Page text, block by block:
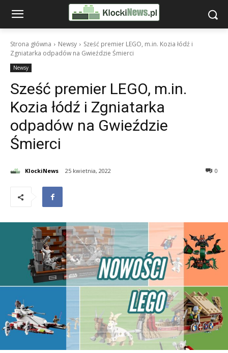
Strona główna Newsy
Sześć premier LEGO, m.in. Kozia łódź i
Zgniatarka odpadów na Gwieździe Śmierci
Newsy
Sześć premier LEGO, m.in.
Kozia łódź i Zgniatarka
odpadów na Gwieździe
Śmierci
KlockiNews 25 kwietnia, 2022 0